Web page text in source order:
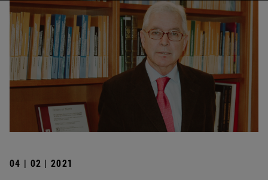
04 | 02 | 2021